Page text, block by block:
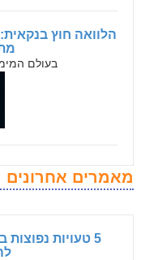
הלוואה חוץ
בעולם
מאמרים אחרונים
5 טעויות